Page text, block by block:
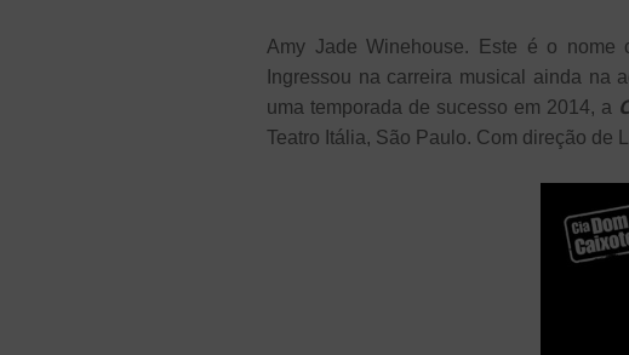
Amy Jade Winehouse. Este é o nome
Ingressou na carreira musical ainda na
uma temporada de sucesso em 2014, a
Teatro Itália, São Paulo. Com direção de